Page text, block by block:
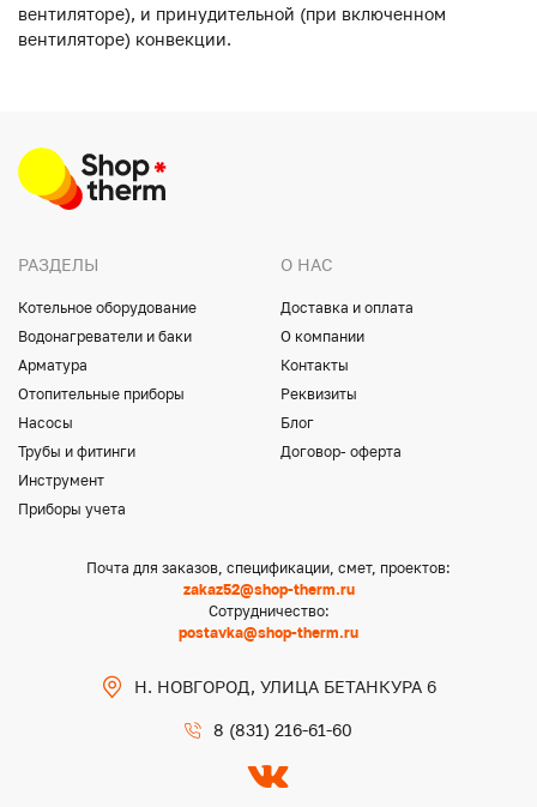
вентиляторе), и принудительной (при включенном
вентиляторе) конвекции.
РАЗДЕЛЫ
Котельное оборудование
Водонагреватели и баки
Арматура
Отопительные приборы
Насосы
Трубы и фитинги
Инструмент
Приборы учета
О НАС
Доставка и оплата
О компании
Контакты
Реквизиты
Блог
Договор- оферта
Почта для заказов, спецификации, смет, проектов:
zakaz52@shop-therm.ru
Сотрудничество:
postavka@shop-therm.ru
Н. НОВГОРОД, УЛИЦА БЕТАНКУРА 6
8 (831) 216-61-60